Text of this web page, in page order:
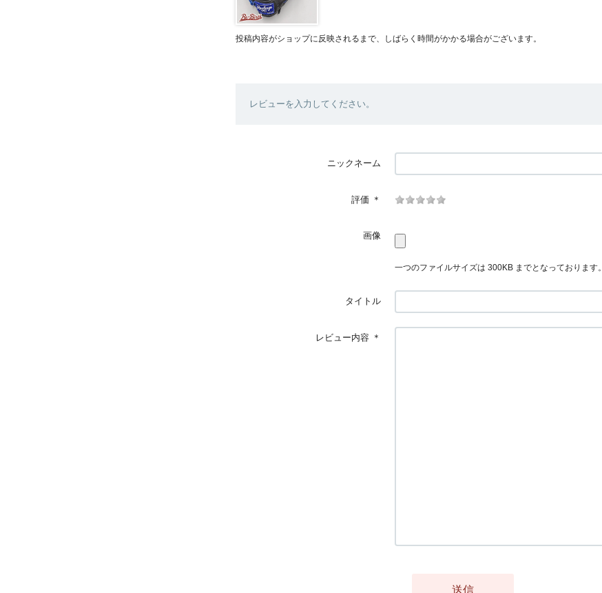
投稿内容がショップに反映されるまで、しばらく時間がかかる場合がございます。
レビューを入力してください。
ニックネーム
評価 ＊
画像
一つのファイルサイズは 300KB までとなっております。
タイトル
レビュー内容 ＊